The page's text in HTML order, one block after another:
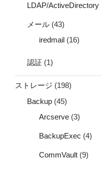
LDAP/ActiveDirectory
メール (43)
iredmail (16)
認証 (1)
ストレージ (198)
Backup (45)
Arcserve (3)
BackupExec (4)
CommVault (9)